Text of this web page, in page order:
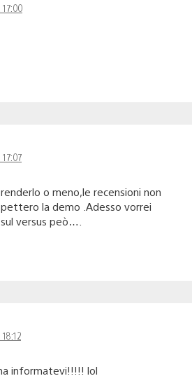
o meno,le recensioni non
la demo .Adesso vorrei
versus peò….
informatevi!!!!! lol